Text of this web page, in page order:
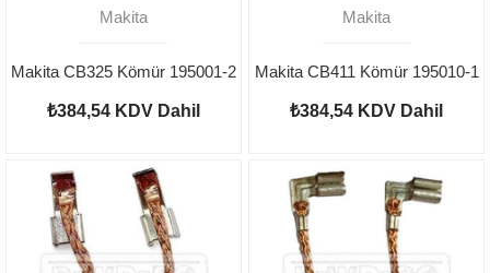
Makita
Makita CB325 Kömür 195001-2
₺384,54 KDV Dahil
Makita
Makita CB411 Kömür 195010-1
₺384,54 KDV Dahil